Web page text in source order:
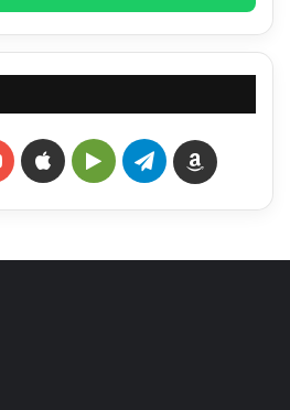
YouTubeAppleGoogleTelegramAmazon